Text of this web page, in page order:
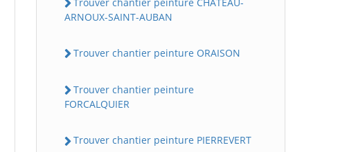
ARNOUX-SAINT-AUBAN
Trouver chantier peinture ORAISON
Trouver chantier peinture
FORCALQUIER
Trouver chantier peinture PIERREVERT